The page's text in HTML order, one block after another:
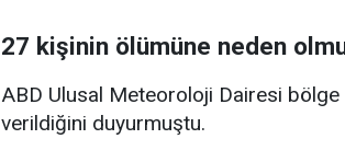
27 kişinin ölümüne neden
ABD Ulusal Meteoroloji Dairesi bölge
verildiğini duyurmuştu.